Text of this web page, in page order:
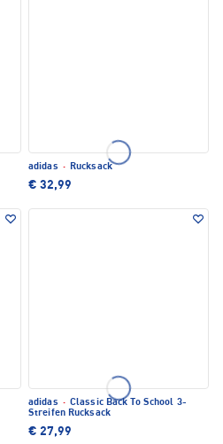
adidas · Rucksack
€ 32,99
adidas · Classic Back To School 3-
Streifen Rucksack
€ 27,99